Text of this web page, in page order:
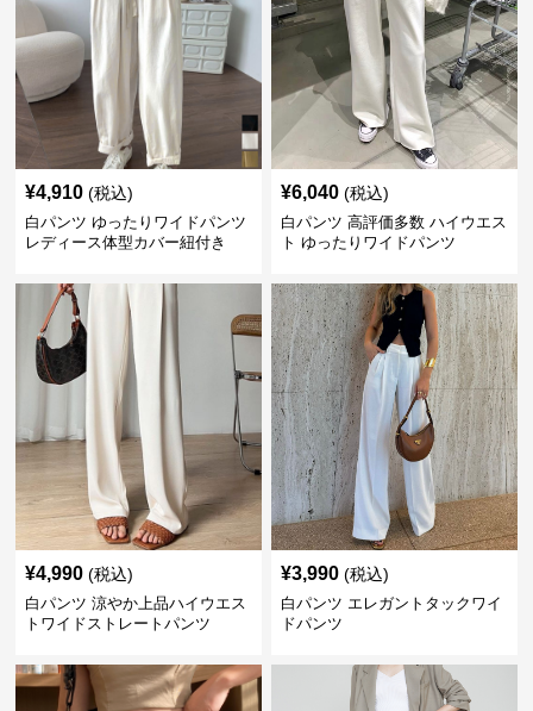
¥4,910 (税込)
白パンツ ゆったりワイドパンツ
レディース体型カバー紐付き
¥6,040 (税込)
白パンツ 高評価多数 ハイウエス
ト ゆったりワイドパンツ
¥4,990 (税込)
白パンツ 涼やか上品ハイウエス
トワイドストレートパンツ
¥3,990 (税込)
白パンツ エレガントタックワイ
ドパンツ